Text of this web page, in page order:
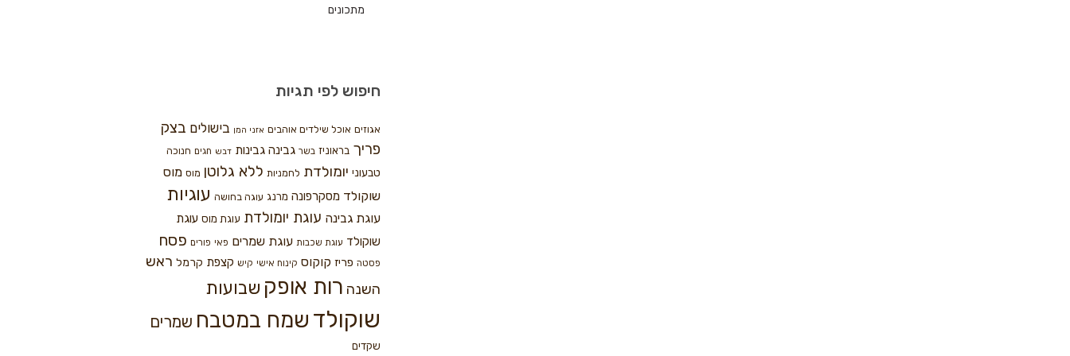
מתכונים
חיפוש לפי תגיות
אגוזים אוכל שילדים אוהבים אזני המן בישולים בצק
פריך בראוניז בשר גבינה גבינות דבש חגים חנוכה
טבעוני יומולדת לחמניות ללא גלוטן מוס מוס
שוקולד מסקרפונה מרנג עוגה בחושה עוגיות
עוגת גבינה עוגת יומולדת עוגת מוס עוגת
שוקולד עוגת שכבות עוגת שמרים פאי פורים פסח
פסטה פריז קוקוס קינוח אישי קיש קצפת קרמל ראש
השנה רות אופק שבועות
שוקולד שמח במטבח שמרים
שקדים